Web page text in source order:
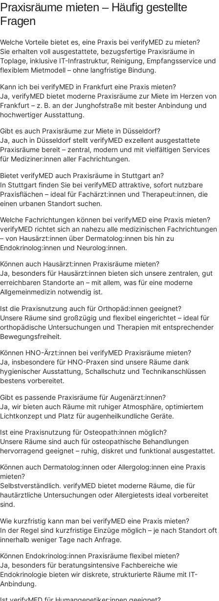
Praxisräume mieten – Häufig gestellte
Fragen
Welche Vorteile bietet es, eine Praxis bei verifyMED zu mieten?
Sie erhalten voll ausgestattete, bezugsfertige Praxisräume in
Toplage, inklusive IT-Infrastruktur, Reinigung, Empfangsservice und
flexiblem Mietmodell – ohne langfristige Bindung.
Kann ich bei verifyMED in Frankfurt eine Praxis mieten?
Ja, verifyMED bietet moderne Praxisräume zur Miete im Herzen von
Frankfurt – z. B. an der Junghofstraße mit bester Anbindung und
hochwertiger Ausstattung.
Gibt es auch Praxisräume zur Miete in Düsseldorf?
Ja, auch in Düsseldorf stellt verifyMED exzellent ausgestattete
Praxisräume bereit – zentral, modern und mit vielfältigen Services
für Mediziner:innen aller Fachrichtungen.
Bietet verifyMED auch Praxisräume in Stuttgart an?
In Stuttgart finden Sie bei verifyMED attraktive, sofort nutzbare
Praxisflächen – ideal für Fachärzt:innen und Therapeut:innen, die
einen urbanen Standort suchen.
Welche Fachrichtungen können bei verifyMED eine Praxis mieten?
verifyMED richtet sich an nahezu alle medizinischen Fachrichtungen
– von Hausärzt:innen über Dermatolog:innen bis hin zu
Endokrinolog:innen und Neurolog:innen.
Können auch Hausärzt:innen Praxisräume mieten?
Ja, besonders für Hausärzt:innen bieten sich unsere zentralen, gut
erreichbaren Standorte an – mit allem, was für eine moderne
Allgemeinmedizin notwendig ist.
Ist die Praxisnutzung auch für Orthopäd:innen geeignet?
Unsere Räume sind großzügig und flexibel eingerichtet – ideal für
orthopädische Untersuchungen und Therapien mit entsprechender
Bewegungsfreiheit.
Können HNO-Ärzt:innen bei verifyMED Praxisräume mieten?
Ja, insbesondere für HNO-Praxen sind unsere Räume dank
hygienischer Ausstattung, Schallschutz und Technikanschlüssen
bestens vorbereitet.
Gibt es passende Praxisräume für Augenärzt:innen?
Ja, wir bieten auch Räume mit ruhiger Atmosphäre, optimiertem
Lichtkonzept und Platz für augenheilkundliche Geräte.
Ist eine Praxisnutzung für Osteopath:innen möglich?
Unsere Räume sind auch für osteopathische Behandlungen
hervorragend geeignet – ruhig, diskret und funktional ausgestattet.
Können auch Dermatolog:innen oder Allergolog:innen eine Praxis
mieten?
Selbstverständlich. verifyMED bietet moderne Räume, die für
hautärztliche Untersuchungen oder Allergietests ideal vorbereitet
sind.
Wie kurzfristig kann man bei verifyMED eine Praxis mieten?
In der Regel sind kurzfristige Einzüge möglich – je nach Standort oft
innerhalb weniger Tage nach Anfrage.
Können Endokrinolog:innen Praxisräume flexibel mieten?
Ja, besonders für beratungsintensive Fachbereiche wie
Endokrinologie bieten wir diskrete, strukturierte Räume mit IT-
Anbindung.